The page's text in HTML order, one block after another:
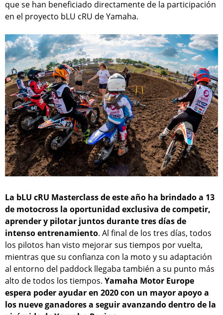
que se han beneficiado directamente de la participación
en el proyecto bLU cRU de Yamaha.
La bLU cRU Masterclass de este año ha brindado a 13
de motocross la oportunidad exclusiva de competir,
aprender y pilotar juntos durante tres días de
intenso entrenamiento. Al final de los tres días, todos
los pilotos han visto mejorar sus tiempos por vuelta,
mientras que su confianza con la moto y su adaptación
al entorno del paddock llegaba también a su punto más
alto de todos los tiempos. Yamaha Motor Europe
espera poder ayudar en 2020 con un mayor apoyo a
los nueve ganadores a seguir avanzando dentro de la